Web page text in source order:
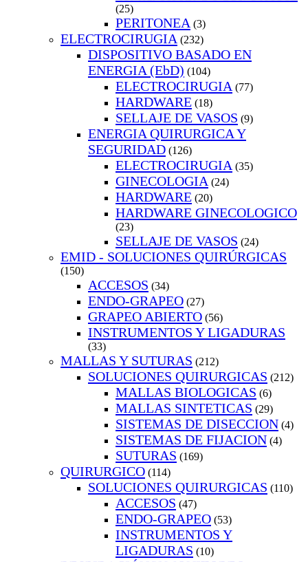
(25)
PERITONEA (3)
ELECTROCIRUGIA (232)
DISPOSITIVO BASADO EN
ENERGIA (EbD) (104)
ELECTROCIRUGIA (77)
HARDWARE (18)
SELLAJE DE VASOS (9)
ENERGIA QUIRURGICA Y
SEGURIDAD (126)
ELECTROCIRUGIA (35)
GINECOLOGIA (24)
HARDWARE (20)
HARDWARE GINECOLOGICO
(23)
SELLAJE DE VASOS (24)
EMID - SOLUCIONES QUIRÚRGICAS
(150)
ACCESOS (34)
ENDO-GRAPEO (27)
GRAPEO ABIERTO (56)
INSTRUMENTOS Y LIGADURAS
(33)
MALLAS Y SUTURAS (212)
SOLUCIONES QUIRURGICAS (212)
MALLAS BIOLOGICAS (6)
MALLAS SINTETICAS (29)
SISTEMAS DE DISECCION (4)
SISTEMAS DE FIJACION (4)
SUTURAS (169)
QUIRURGICO (114)
SOLUCIONES QUIRURGICAS (110)
ACCESOS (47)
ENDO-GRAPEO (53)
INSTRUMENTOS Y
LIGADURAS (10)